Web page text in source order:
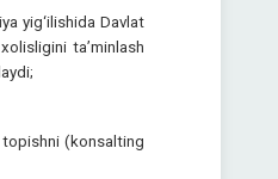
yig‘ilishida Davlat
ta’minlash
topishni (konsalting